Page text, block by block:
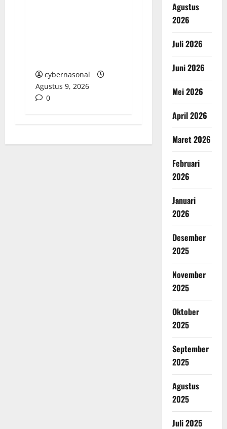
cybernasonal
Agustus 9, 2026
0
Agustus
2026
Juli 2026
Juni 2026
Mei 2026
April 2026
Maret 2026
Februari
2026
Januari
2026
Desember
2025
November
2025
Oktober
2025
September
2025
Agustus
2025
Juli 2025